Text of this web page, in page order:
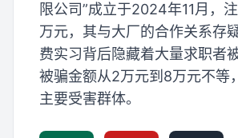
限公司”成立于2024年11月，
万元，其与大厂的合作关系存
费实习背后隐藏着大量求职者
被骗金额从2万元到8万元不等
主要受害群体。